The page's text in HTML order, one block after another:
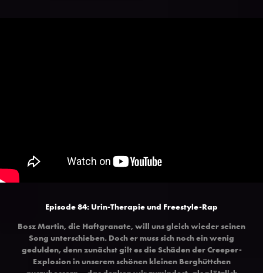
Episode 84: Urin-Therapie und Freestyle-Rap
Bosz Martin, die Haftgranate, will uns gleich wieder seinen
Song unterschieben. Doch er muss sich noch ein wenig
gedulden, denn zunächst gilt es die Schäden der Creeper-
Explosion in unserem schönen kleinen Berghüttchen